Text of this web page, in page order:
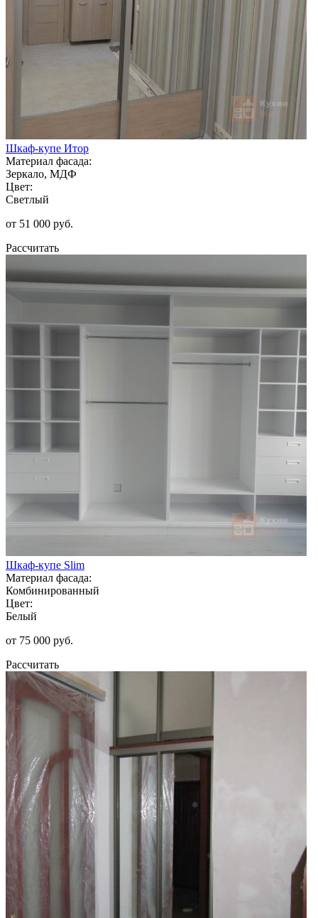
Шкаф-купе Итор
Материал фасада:
Зеркало, МДФ
Цвет:
Светлый
от 51 000 руб.
Рассчитать
Шкаф-купе Slim
Материал фасада:
Комбинированный
Цвет:
Белый
от 75 000 руб.
Рассчитать